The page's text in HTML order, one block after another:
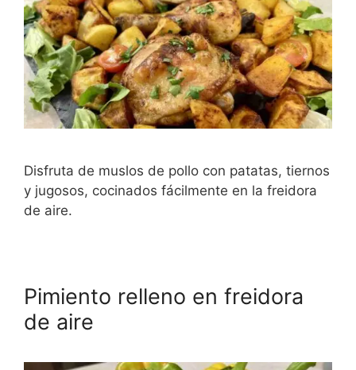
Disfruta de muslos de pollo con patatas, tiernos
y jugosos, cocinados fácilmente en la freidora
de aire.
Pimiento relleno en freidora
de aire